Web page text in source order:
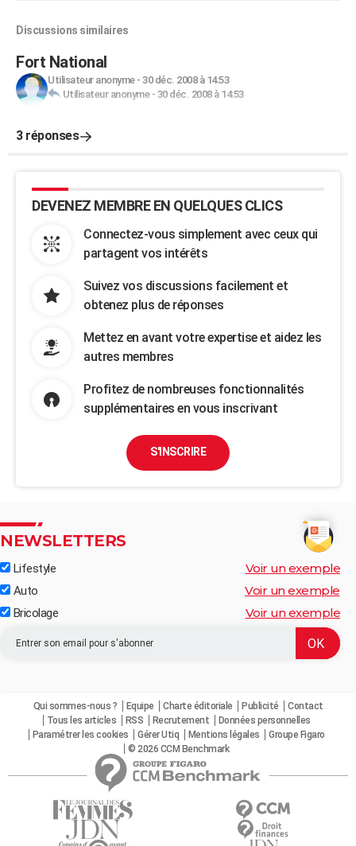
Discussions similaires
Fort National
Utilisateur anonyme- 30 déc. 2008 à 14:53
Utilisateur anonyme- 30 déc. 2008 à 14:53
3 réponses
DEVENEZ MEMBRE EN QUELQUES CLICS
Connectez-vous simplement avec ceux qui
partagent vos intérêts
Suivez vos discussions facilement et
obtenez plus de réponses
Mettez en avant votre expertise et aidez les
autres membres
Profitez de nombreuses fonctionnalités
supplémentaires en vous inscrivant
S'INSCRIRE
NEWSLETTERS
Lifestyle Voir un exemple
Auto Voir un exemple
Bricolage Voir un exemple
Qui sommes-nous ? Equipe Charte éditoriale Publicité
Contact
Tous les articles
RSS Recrutement
Données personnelles
Paramétrer les cookies
Gérer Utiq Mentions légales
Groupe Figaro
© 2026 CCM Benchmark